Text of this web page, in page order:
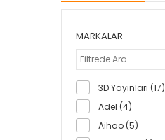
MARKALAR
3D Yayınları (17)
Adel (4)
Aihao (5)